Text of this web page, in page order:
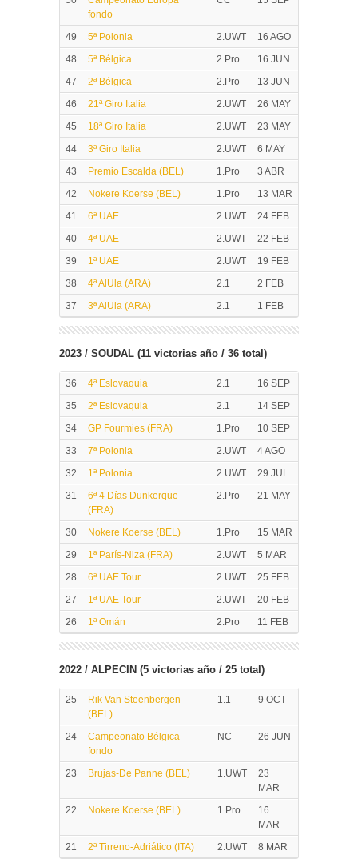
fondo
49 5ª Polonia 2.UWT
16 AGO
48
5ª Bélgica 2.Pro
16 JUN
47
2ª Bélgica 2.Pro
13 JUN
46
21ª Giro Italia 2.UWT
26 MAY
45
18ª Giro Italia 2.UWT
23 MAY
44
3ª Giro Italia 2.UWT
6 MAY
43
Premio Escalda (BEL) 1.Pro
3 ABR
42
Nokere Koerse (BEL) 1.Pro
13 MAR
41
6ª UAE 2.UWT
24 FEB
40
4ª UAE 2.UWT
22 FEB
39
1ª UAE 2.UWT
19 FEB
38
4ª AlUla (ARA) 2.1
2 FEB
37
3ª AlUla (ARA) 2.1 1 FEB
2023 / SOUDAL (11 victorias año / 36 total)
36 4ª Eslovaquia 2.1
16 SEP
35
2ª Eslovaquia 2.1
14 SEP
34
GP Fourmies (FRA) 1.Pro
10 SEP
33
7ª Polonia 2.UWT
4 AGO
32
1ª Polonia 2.UWT
29 JUL
31
6ª 4 Días Dunkerque
(FRA)
2.Pro 21 MAY
30 Nokere Koerse (BEL) 1.Pro
15 MAR
29
1ª París-Niza (FRA) 2.UWT
5 MAR
28
6ª UAE Tour 2.UWT
25 FEB
27
1ª UAE Tour 2.UWT
20 FEB
26
1ª Omán 2.Pro 11 FEB
2022 / ALPECIN (5 victorias año / 25 total)
25
Rik Van Steenbergen
(BEL)
1.1 9 OCT
24
Campeonato Bélgica
fondo
NC 26 JUN
23 Brujas-De Panne (BEL) 1.UWT
23
MAR
22
Nokere Koerse (BEL) 1.Pro
16
MAR
21
2ª Tirreno-Adriático (ITA) 2.UWT 8 MAR